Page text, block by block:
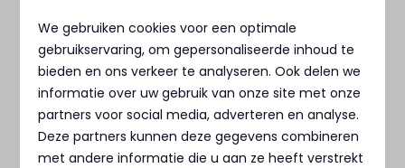
Veelgestelde vragen Beach
Resort Soal
We gebruiken cookies voor een optimale
gebruikservaring, om gepersonaliseerde inhoud te
bieden en ons verkeer te analyseren. Ook delen we
informatie over uw gebruik van onze site met onze
partners voor social media, adverteren en analyse.
Deze partners kunnen deze gegevens combineren
met andere informatie die u aan ze heeft verstrekt